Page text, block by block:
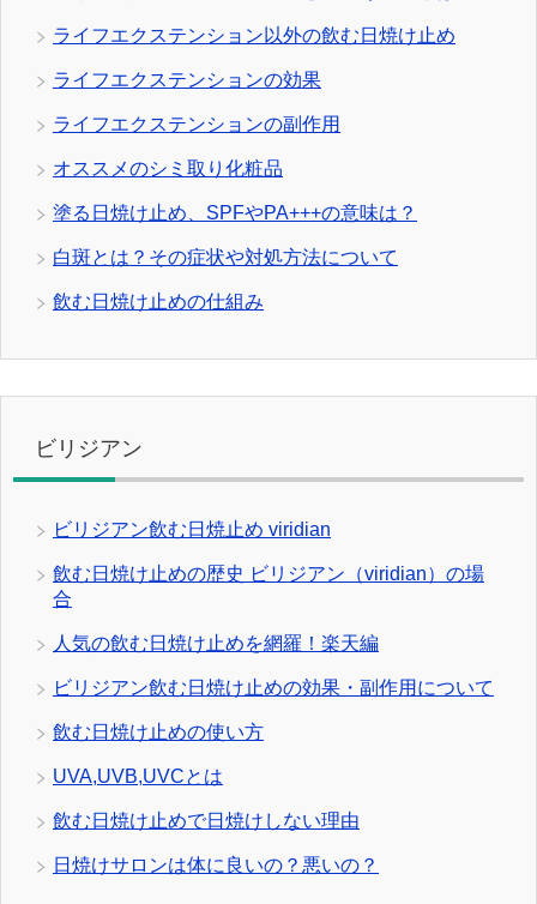
ライフエクステンション以外の飲む日焼け止め
ライフエクステンションの効果
ライフエクステンションの副作用
オススメのシミ取り化粧品
塗る日焼け止め、SPFやPA+++の意味は？
白斑とは？その症状や対処方法について
飲む日焼け止めの仕組み
ビリジアン
ビリジアン飲む日焼止め viridian
飲む日焼け止めの歴史 ビリジアン（viridian）の場
合
人気の飲む日焼け止めを網羅！楽天編
ビリジアン飲む日焼け止めの効果・副作用について
飲む日焼け止めの使い方
UVA,UVB,UVCとは
飲む日焼け止めで日焼けしない理由
日焼けサロンは体に良いの？悪いの？